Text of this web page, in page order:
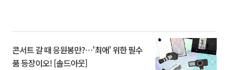
콘서트 갈 때 응원봉만?⋯'최애' 위한 필수
품 등장이오! [솔드아웃]